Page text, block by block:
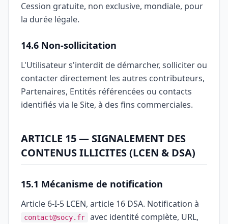
Cession gratuite, non exclusive, mondiale, pour
la durée légale.
14.6 Non-sollicitation
L'Utilisateur s'interdit de démarcher, solliciter ou
contacter directement les autres contributeurs,
Partenaires, Entités référencées ou contacts
identifiés via le Site, à des fins commerciales.
ARTICLE 15 — SIGNALEMENT DES
CONTENUS ILLICITES (LCEN & DSA)
15.1 Mécanisme de notification
Article 6-I-5 LCEN, article 16 DSA. Notification à
contact@socy.fr
avec identité complète, URL,